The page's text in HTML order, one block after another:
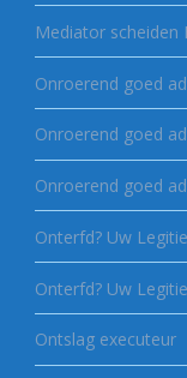
Mediator scheiden
Onroerend goed
Onroerend goed
Onroerend goed
Onterfd? Uw
Onterfd? Uw
Ontslag executeur